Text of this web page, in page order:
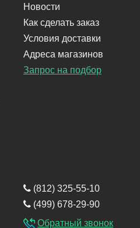
Новости
Как сделать заказ
Условия доставки
Адреса магазинов
Запрос на подбор
(812) 325-55-10
(499) 678-29-90
Обратный звонок